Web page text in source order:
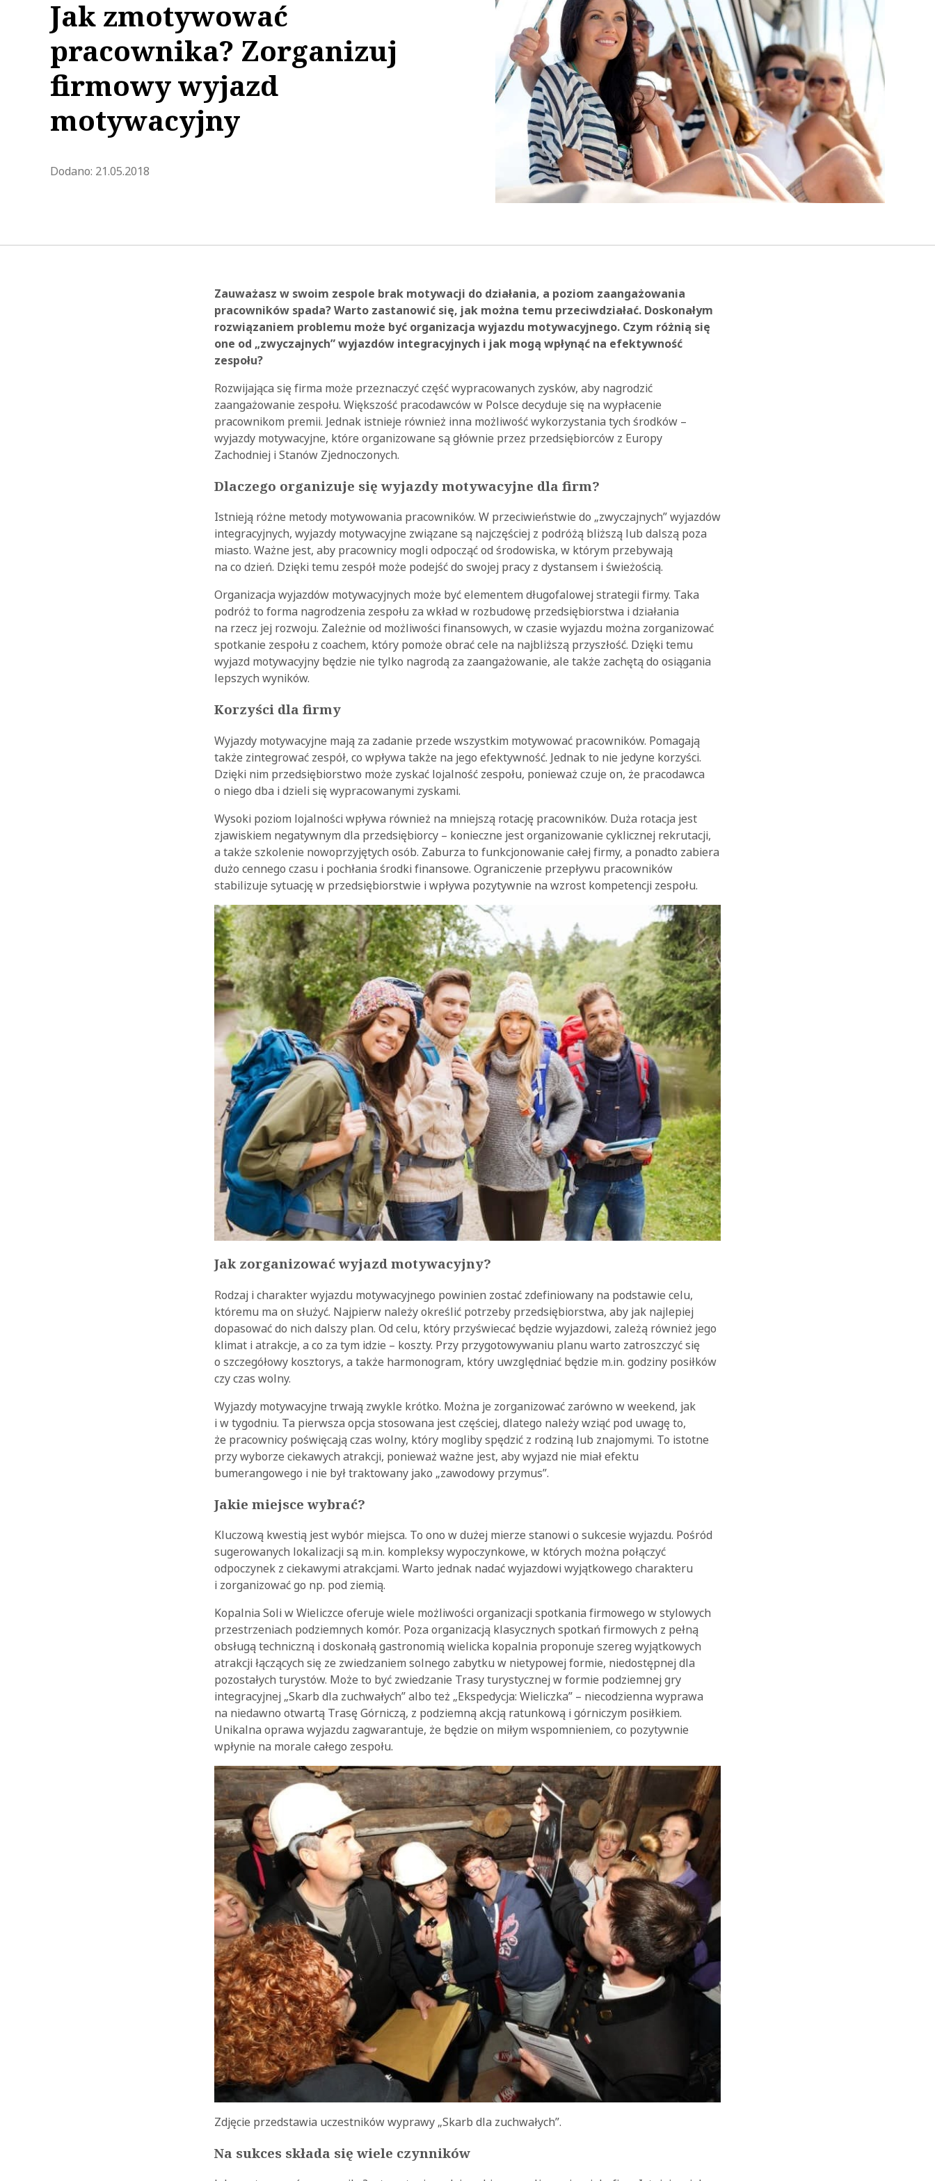
Jak zmotywować
pracownika? Zorganizuj
firmowy wyjazd
motywacyjny
Dodano: 21.05.2018
Zauważasz w swoim zespole brak motywacji do działania, a poziom zaangażowania
pracowników spada? Warto zastanowić się, jak można temu przeciwdziałać. Doskonałym
rozwiązaniem problemu może być organizacja wyjazdu motywacyjnego. Czym różnią się
one od „zwyczajnych” wyjazdów integracyjnych i jak mogą wpłynąć na efektywność
zespołu?
Rozwijająca się firma może przeznaczyć część wypracowanych zysków, aby nagrodzić
zaangażowanie zespołu. Większość pracodawców w Polsce decyduje się na wypłacenie
pracownikom premii. Jednak istnieje również inna możliwość wykorzystania tych środków –
wyjazdy motywacyjne, które organizowane są głównie przez przedsiębiorców z Europy
Zachodniej i Stanów Zjednoczonych.
Dlaczego organizuje się wyjazdy motywacyjne dla firm?
Istnieją różne metody motywowania pracowników. W przeciwieństwie do „zwyczajnych” wyjazdów
integracyjnych, wyjazdy motywacyjne związane są najczęściej z podróżą bliższą lub dalszą poza
miasto. Ważne jest, aby pracownicy mogli odpocząć od środowiska, w którym przebywają
na co dzień. Dzięki temu zespół może podejść do swojej pracy z dystansem i świeżością.
Organizacja wyjazdów motywacyjnych może być elementem długofalowej strategii firmy. Taka
podróż to forma nagrodzenia zespołu za wkład w rozbudowę przedsiębiorstwa i działania
na rzecz jej rozwoju. Zależnie od możliwości finansowych, w czasie wyjazdu można zorganizować
spotkanie zespołu z coachem, który pomoże obrać cele na najbliższą przyszłość. Dzięki temu
wyjazd motywacyjny będzie nie tylko nagrodą za zaangażowanie, ale także zachętą do osiągania
lepszych wyników.
Korzyści dla firmy
Wyjazdy motywacyjne mają za zadanie przede wszystkim motywować pracowników. Pomagają
także zintegrować zespół, co wpływa także na jego efektywność. Jednak to nie jedyne korzyści.
Dzięki nim przedsiębiorstwo może zyskać lojalność zespołu, ponieważ czuje on, że pracodawca
o niego dba i dzieli się wypracowanymi zyskami.
Wysoki poziom lojalności wpływa również na mniejszą rotację pracowników. Duża rotacja jest
zjawiskiem negatywnym dla przedsiębiorcy – konieczne jest organizowanie cyklicznej rekrutacji,
a także szkolenie nowoprzyjętych osób. Zaburza to funkcjonowanie całej firmy, a ponadto zabiera
dużo cennego czasu i pochłania środki finansowe. Ograniczenie przepływu pracowników
stabilizuje sytuację w przedsiębiorstwie i wpływa pozytywnie na wzrost kompetencji zespołu.
Jak zorganizować wyjazd motywacyjny?
Rodzaj i charakter wyjazdu motywacyjnego powinien zostać zdefiniowany na podstawie celu,
któremu ma on służyć. Najpierw należy określić potrzeby przedsiębiorstwa, aby jak najlepiej
dopasować do nich dalszy plan. Od celu, który przyświecać będzie wyjazdowi, zależą również jego
klimat i atrakcje, a co za tym idzie – koszty. Przy przygotowywaniu planu warto zatroszczyć się
o szczegółowy kosztorys, a także harmonogram, który uwzględniać będzie m.in. godziny posiłków
czy czas wolny.
Wyjazdy motywacyjne trwają zwykle krótko. Można je zorganizować zarówno w weekend, jak
i w tygodniu. Ta pierwsza opcja stosowana jest częściej, dlatego należy wziąć pod uwagę to,
że pracownicy poświęcają czas wolny, który mogliby spędzić z rodziną lub znajomymi. To istotne
przy wyborze ciekawych atrakcji, ponieważ ważne jest, aby wyjazd nie miał efektu
bumerangowego i nie był traktowany jako „zawodowy przymus”.
Jakie miejsce wybrać?
Kluczową kwestią jest wybór miejsca. To ono w dużej mierze stanowi o sukcesie wyjazdu. Pośród
sugerowanych lokalizacji są m.in. kompleksy wypoczynkowe, w których można połączyć
odpoczynek z ciekawymi atrakcjami. Warto jednak nadać wyjazdowi wyjątkowego charakteru
i zorganizować go np. pod ziemią.
Kopalnia Soli w Wieliczce oferuje wiele możliwości organizacji spotkania firmowego w stylowych
przestrzeniach podziemnych komór. Poza organizacją klasycznych spotkań firmowych z pełną
obsługą techniczną i doskonałą gastronomią wielicka kopalnia proponuje szereg wyjątkowych
atrakcji łączących się ze zwiedzaniem solnego zabytku w nietypowej formie, niedostępnej dla
pozostałych turystów. Może to być zwiedzanie Trasy turystycznej w formie podziemnej gry
integracyjnej „Skarb dla zuchwałych” albo też „Ekspedycja: Wieliczka” – niecodzienna wyprawa
na niedawno otwartą Trasę Górniczą, z podziemną akcją ratunkową i górniczym posiłkiem.
Unikalna oprawa wyjazdu zagwarantuje, że będzie on miłym wspomnieniem, co pozytywnie
wpłynie na morale całego zespołu.
Zdjęcie przedstawia uczestników wyprawy „Skarb dla zuchwałych”.
Na sukces składa się wiele czynników